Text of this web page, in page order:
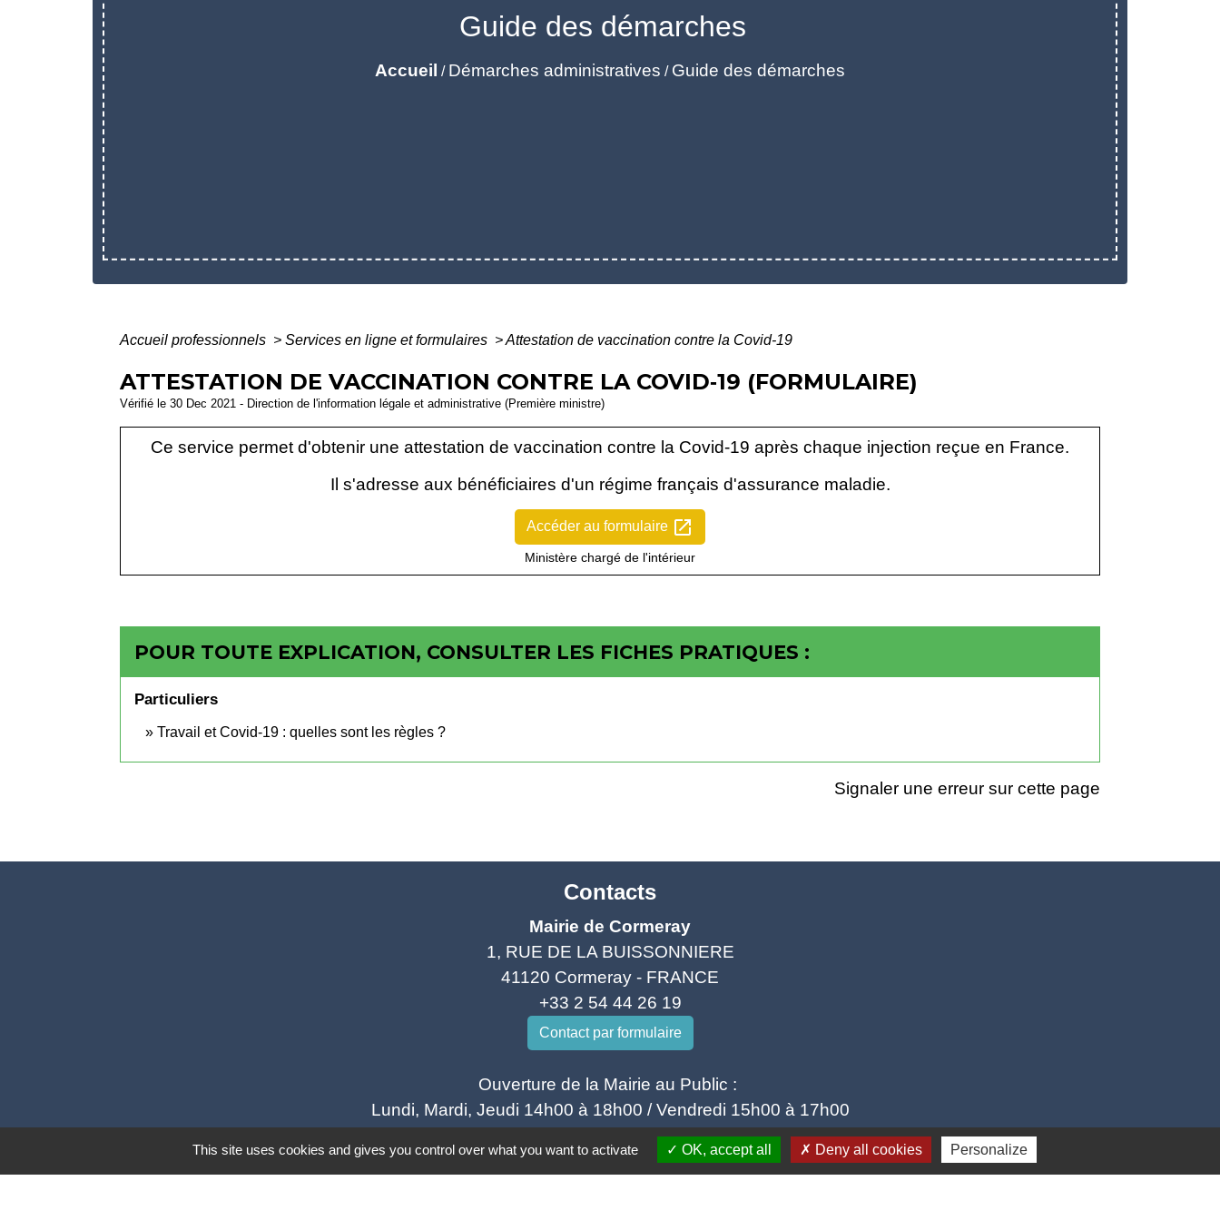
Guide des démarches
Accueil / Démarches administratives / Guide des démarches
Accueil professionnels > Services en ligne et formulaires >Attestation de vaccination contre la Covid‑19
ATTESTATION DE VACCINATION CONTRE LA COVID‑19 (FORMULAIRE)
Vérifié le 30 Dec 2021 - Direction de l'information légale et administrative (Première ministre)
Ce service permet d'obtenir une attestation de vaccination contre la Covid-19 après chaque injection reçue en France.
Il s'adresse aux bénéficiaires d'un régime français d'assurance maladie.
Accéder au formulaire open_in_new
Ministère chargé de l'intérieur
POUR TOUTE EXPLICATION, CONSULTER LES FICHES PRATIQUES :
Particuliers
Travail et Covid-19 : quelles sont les règles ?
Signaler une erreur sur cette page
Contacts
Mairie de Cormeray
1, RUE DE LA BUISSONNIERE
41120 Cormeray - FRANCE
+33 2 54 44 26 19
Contact par formulaire
Ouverture de la Mairie au Public :
Lundi, Mardi, Jeudi 14h00 à 18h00 / Vendredi 15h00 à 17h00
Samedi 10h00 à 12h00 / Fermée le mercredi
This site uses cookies and gives you control over what you want to activate OK, accept all Deny all cookies Personalize